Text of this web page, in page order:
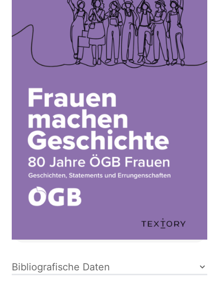
Geschichte
Zur Wunschliste hinzufügen
80 Jahre ÖGB Frauen - Geschichten, Statements und
Errungenschaften
VonÖGB Frauen
Verlag:
22.10.2025
Buch
Bibliografische Daten